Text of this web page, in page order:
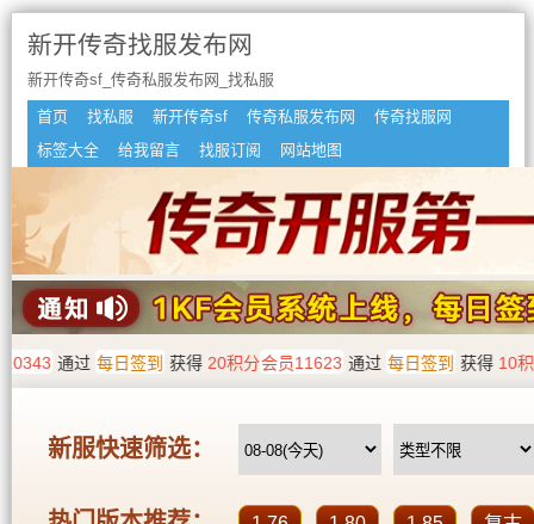
新开传奇找服发布网
新开传奇sf_传奇私服发布网_找私服
首页 找私服 新开传奇sf 传奇私服发布网
传奇找服网
标签大全
给我留言 找服订阅 网站地图